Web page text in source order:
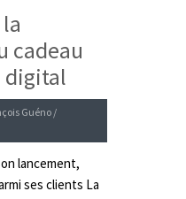
cadeau
digital
Guéno /
lancement,
ses clients La